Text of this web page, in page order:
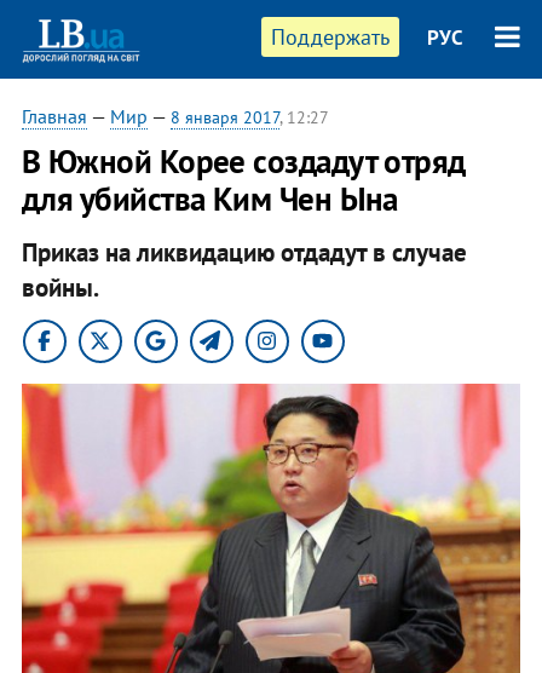
Поддержать РУС
Главная — Мир — 8 января 2017, 12:27
В Южной Корее создадут отряд
для убийства Ким Чен Ына
Приказ на ликвидацию отдадут в случае
войны.